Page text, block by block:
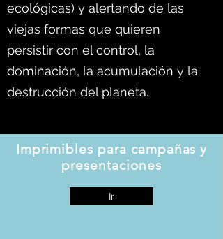
ecológicas) y alertando de las
viejas formas que quieren
persistir con el control, la
dominación, la acumulación y la
destrucción del planeta.
Imprimibles para campañas y
presentaciones
Ir